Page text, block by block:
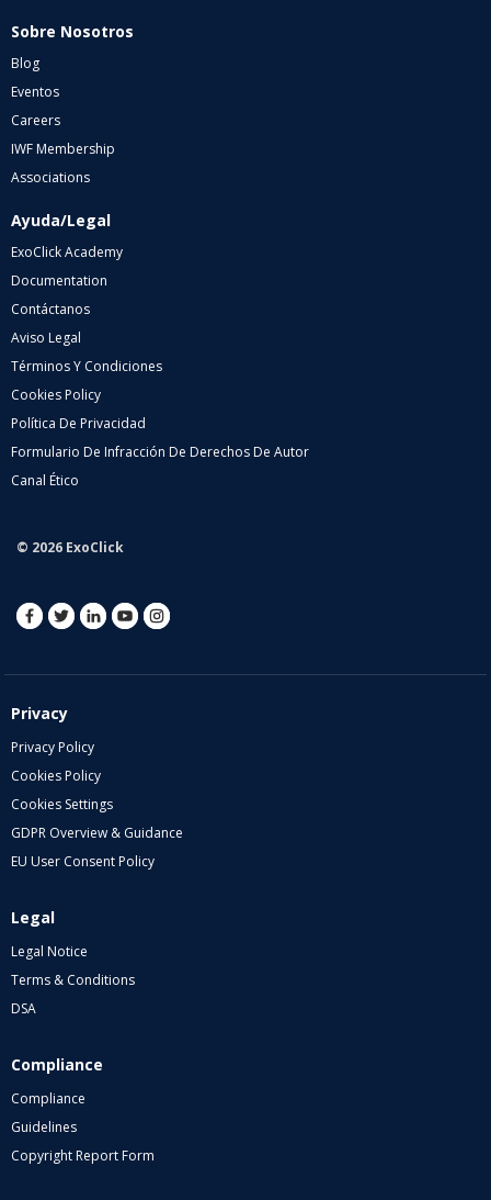
Sobre Nosotros
Blog
Eventos
Careers
IWF Membership
Associations
Ayuda/Legal
ExoClick Academy
Documentation
Contáctanos
Aviso Legal
Términos Y Condiciones
Cookies Policy
Política De Privacidad
Formulario De Infracción De Derechos De Autor
Canal Ético
© 2026 ExoClick
Privacy
Privacy Policy
Cookies Policy
Cookies Settings
GDPR Overview & Guidance
EU User Consent Policy
Legal
Legal Notice
Terms & Conditions
DSA
Compliance
Compliance
Guidelines
Copyright Report Form